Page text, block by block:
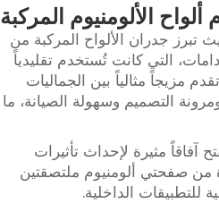
الألومنيوم المركبة
تبرز جدران الألواح المركبة من
التي كانت تُستخدم تقليدياً
مزيجاً مثالياً بين الجماليات
التصميم وسهولة الصيانة، ما
آفاقاً مثيرة لإحداث تأثيرات
من صفحتي ألومنيوم ملتصقتين
للتطبيقات الداخلية.